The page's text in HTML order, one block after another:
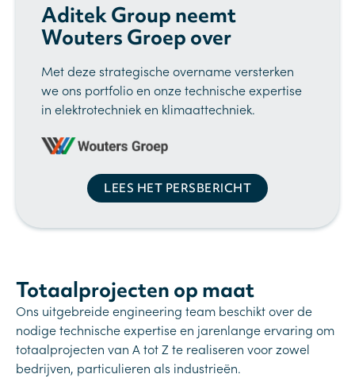
Aditek Group neemt
Wouters Groep over
Met deze strategische overname versterken
we ons portfolio en onze technische expertise
in elektrotechniek en klimaattechniek.
LEES HET PERSBERICHT
Totaalprojecten op maat
Ons uitgebreide engineering team beschikt over de
nodige technische expertise en jarenlange ervaring om
totaalprojecten van A tot Z te realiseren voor zowel
bedrijven, particulieren als industrieën.